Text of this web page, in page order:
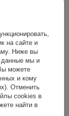
на сайте и
Ниже вы
данные мы и
можете
и кому
Отменить
cookies в
найти в